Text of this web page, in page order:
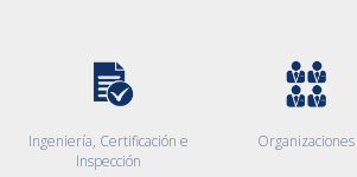
Ingeniería, Certificación e
Inspección
Organizaciones